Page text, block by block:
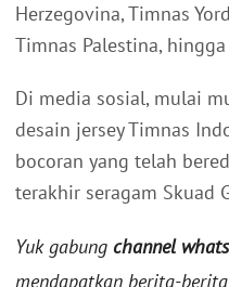
Herzegovina, Timnas
Timnas Palestina,
Di media sosial, mulai
desain jersey Timnas
bocoran yang telah
terakhir seragam Skuad
Yuk gabung channel
mendapatkan berita-